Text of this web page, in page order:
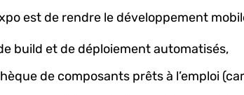
est de rendre le développement
build et de déploiement automatisés,
de composants prêts à l’emploi